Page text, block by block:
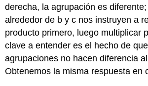
derecha, la agrupación es
alrededor de b y c nos instruyen a
producto primero, luego multiplicar
clave a entender es el hecho de
agrupaciones no hacen diferencia
Obtenemos la misma respuesta en